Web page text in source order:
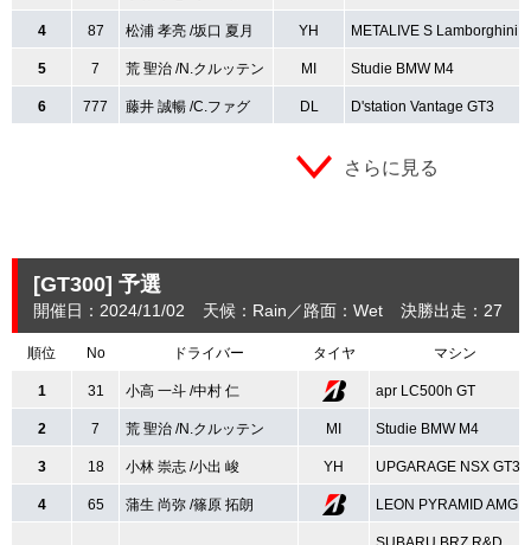
4 87 松浦 孝亮 /坂口 夏月 YH METALIVE S Lamborghini
5 7 荒 聖治 /N.クルッテン MI Studie BMW M4
6 777 藤井 誠暢 /C.ファグ DL D'station Vantage GT3
さらに見る
[GT300] 予選
開催日：2024/11/02 天候：Rain 路面：Wet 決勝出走：27
順位 No ドライバー タイヤ マシン
1 31 小高 一斗 /中村 仁 apr LC500h GT
2 7 荒 聖治 /N.クルッテン MI Studie BMW M4
3 18 小林 崇志 /小出 峻 YH UPGARAGE NSX GT3
4 65 蒲生 尚弥 /篠原 拓朗 LEON PYRAMID AMG